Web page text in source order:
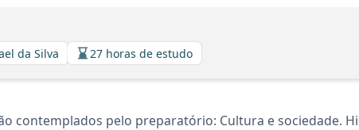
da Silva 27 horas de estudo
contemplados pelo preparatório: Cultura e sociedade.